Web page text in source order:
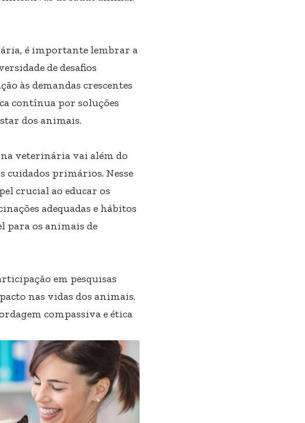
é importante lembrar a
de desafios
às demandas crescentes
contínua por soluções
dos animais.
veterinária vai além do
cuidados primários. Nesse
crucial ao educar os
adequadas e hábitos
para os animais de
em pesquisas
nas vidas dos animais.
compassiva e ética